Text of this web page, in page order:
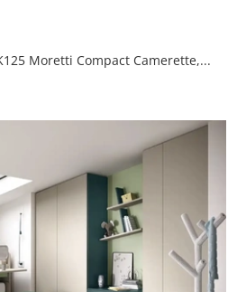
Con questa cameretta K125 Moretti Compact Camerette, tra le soluzioni con letti a castello, potrai progettare stanze moderne per bambine.